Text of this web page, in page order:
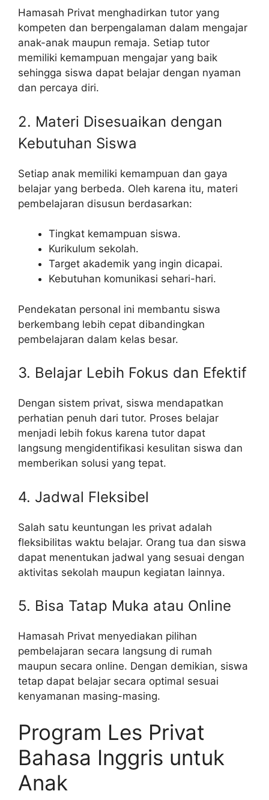
Hamasah Privat menghadirkan tutor yang
kompeten dan berpengalaman dalam mengajar
anak-anak maupun remaja. Setiap tutor
memiliki kemampuan mengajar yang baik
sehingga siswa dapat belajar dengan nyaman
dan percaya diri.
2. Materi Disesuaikan dengan
Kebutuhan Siswa
Setiap anak memiliki kemampuan dan gaya
belajar yang berbeda. Oleh karena itu, materi
pembelajaran disusun berdasarkan:
Tingkat kemampuan siswa.
Kurikulum sekolah.
Target akademik yang ingin dicapai.
Kebutuhan komunikasi sehari-hari.
Pendekatan personal ini membantu siswa
berkembang lebih cepat dibandingkan
pembelajaran dalam kelas besar.
3. Belajar Lebih Fokus dan Efektif
Dengan sistem privat, siswa mendapatkan
perhatian penuh dari tutor. Proses belajar
menjadi lebih fokus karena tutor dapat
langsung mengidentifikasi kesulitan siswa dan
memberikan solusi yang tepat.
4. Jadwal Fleksibel
Salah satu keuntungan les privat adalah
fleksibilitas waktu belajar. Orang tua dan siswa
dapat menentukan jadwal yang sesuai dengan
aktivitas sekolah maupun kegiatan lainnya.
5. Bisa Tatap Muka atau Online
Hamasah Privat menyediakan pilihan
pembelajaran secara langsung di rumah
maupun secara online. Dengan demikian, siswa
tetap dapat belajar secara optimal sesuai
kenyamanan masing-masing.
Program Les Privat
Bahasa Inggris untuk
Anak